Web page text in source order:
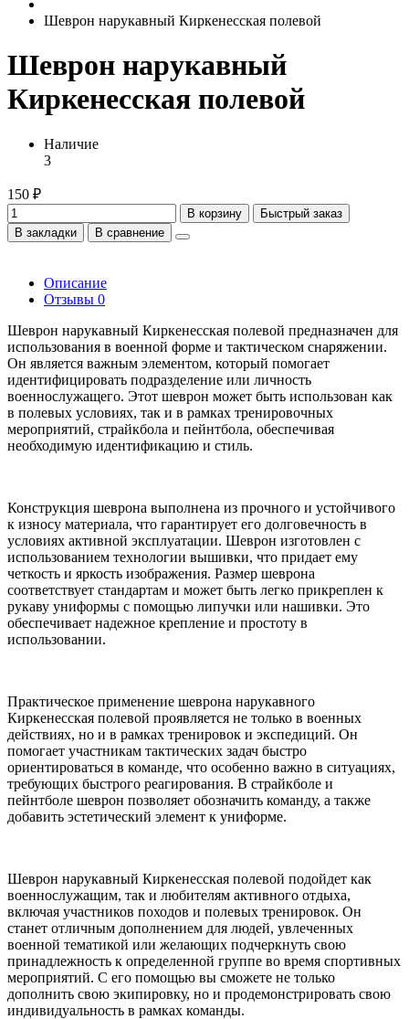
Шеврон нарукавный Киркенесская полевой
Шеврон нарукавный
Киркенесская полевой
Наличие
3
150 ₽
В корзину
Быстрый заказ
В закладки
В сравнение
Описание
Отзывы 0
Шеврон нарукавный Киркенесская полевой предназначен для
использования в военной форме и тактическом снаряжении.
Он является важным элементом, который помогает
идентифицировать подразделение или личность
военнослужащего. Этот шеврон может быть использован как
в полевых условиях, так и в рамках тренировочных
мероприятий, страйкбола и пейнтбола, обеспечивая
необходимую идентификацию и стиль.
Конструкция шеврона выполнена из прочного и устойчивого
к износу материала, что гарантирует его долговечность в
условиях активной эксплуатации. Шеврон изготовлен с
использованием технологии вышивки, что придает ему
четкость и яркость изображения. Размер шеврона
соответствует стандартам и может быть легко прикреплен к
рукаву униформы с помощью липучки или нашивки. Это
обеспечивает надежное крепление и простоту в
использовании.
Практическое применение шеврона нарукавного
Киркенесская полевой проявляется не только в военных
действиях, но и в рамках тренировок и экспедиций. Он
помогает участникам тактических задач быстро
ориентироваться в команде, что особенно важно в ситуациях,
требующих быстрого реагирования. В страйкболе и
пейнтболе шеврон позволяет обозначить команду, а также
добавить эстетический элемент к униформе.
Шеврон нарукавный Киркенесская полевой подойдет как
военнослужащим, так и любителям активного отдыха,
включая участников походов и полевых тренировок. Он
станет отличным дополнением для людей, увлеченных
военной тематикой или желающих подчеркнуть свою
принадлежность к определенной группе во время спортивных
мероприятий. С его помощью вы сможете не только
дополнить свою экипировку, но и продемонстрировать свою
индивидуальность в рамках команды.